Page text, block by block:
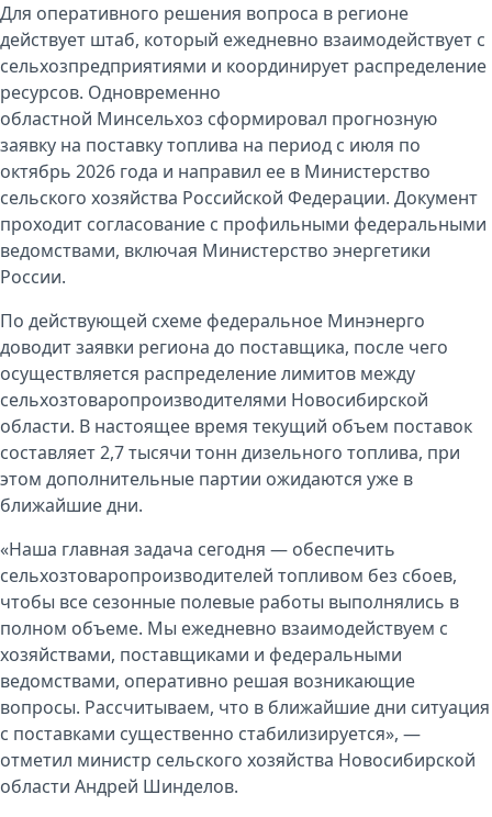
Для оперативного решения вопроса в регионе
действует штаб, который ежедневно взаимодействует с
сельхозпредприятиями и координирует распределение
ресурсов. Одновременно
областной Минсельхоз сформировал прогнозную
заявку на поставку топлива на период с июля по
октябрь 2026 года и направил ее в Министерство
сельского хозяйства Российской Федерации. Документ
проходит согласование с профильными федеральными
ведомствами, включая Министерство энергетики
России.
По действующей схеме федеральное Минэнерго
доводит заявки региона до поставщика, после чего
осуществляется распределение лимитов между
сельхозтоваропроизводителями Новосибирской
области. В настоящее время текущий объем поставок
составляет 2,7 тысячи тонн дизельного топлива, при
этом дополнительные партии ожидаются уже в
ближайшие дни.
«Наша главная задача сегодня — обеспечить
сельхозтоваропроизводителей топливом без сбоев,
чтобы все сезонные полевые работы выполнялись в
полном объеме. Мы ежедневно взаимодействуем с
хозяйствами, поставщиками и федеральными
ведомствами, оперативно решая возникающие
вопросы. Рассчитываем, что в ближайшие дни ситуация
с поставками существенно стабилизируется», —
отметил министр сельского хозяйства Новосибирской
области Андрей Шинделов.